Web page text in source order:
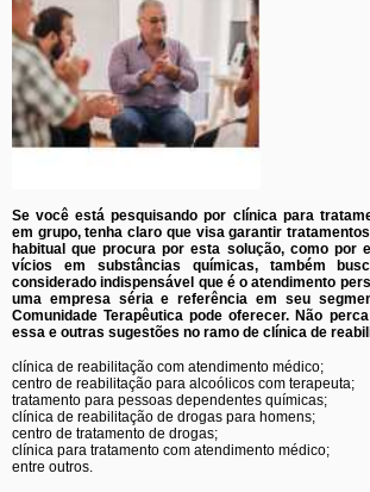
Se você está pesquisando por clínica para
em grupo, tenha claro que visa garantir
habitual que procura por esta solução, como por
vícios em substâncias químicas, também
considerado indispensável que é o atendimento
uma empresa séria e referência em seu
Comunidade Terapêutica pode oferecer. Não
essa e outras sugestões no ramo de clínica de
clínica de reabilitação com atendimento médico;
centro de reabilitação para alcoólicos com terapeuta;
tratamento para pessoas dependentes químicas;
clínica de reabilitação de drogas para homens;
centro de tratamento de drogas;
clínica para tratamento com atendimento médico;
entre outros.